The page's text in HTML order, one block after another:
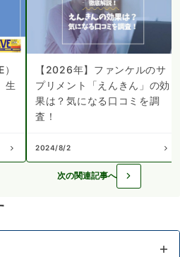
生
【2026年】ファンケルのサ
プリメント「えんきん」の効
果は？気になる口コミを調
査！
2024/8/2
次の関連記事へ